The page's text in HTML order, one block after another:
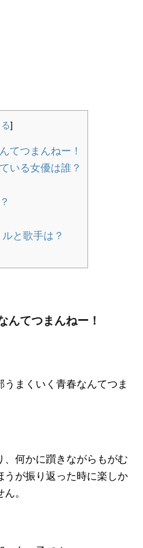
]
てつまんねー！
いる女優は誰？
と歌手は？
んてつまんねー！
まくいく青春なんてつま
何かに躓きながらもがむ
うが振り返った時に楽しか
。